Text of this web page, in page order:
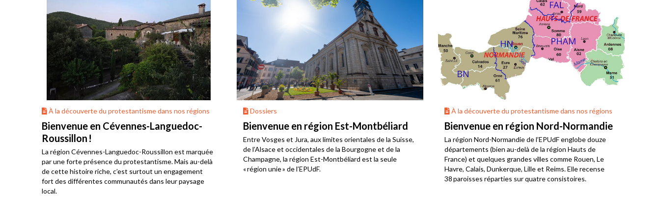
À la découverte du protestantisme dans nos régions
Bienvenue en Cévennes-Languedoc-
Roussillon !
La région Cévennes-Languedoc-Roussillon est marquée
par une forte présence du protestantisme. Mais au-delà
de cette histoire riche, c’est surtout un engagement
fort des différentes communautés dans leur paysage
local.
Dossiers
Bienvenue en région Est-Montbéliard
Entre Vosges et Jura, aux limites orientales de la Suisse,
de l’Alsace et occidentales de la Bourgogne et de la
Champagne, la région Est-Montbéliard est la seule
« région unie » de l’EPUdF.
À la découverte du protestantisme dans nos régions
Bienvenue en région Nord-Normandie
La région Nord-Normandie de l’EPUdF englobe douze
départements (bien au-delà de la région Hauts de
France) et quelques grandes villes comme Rouen, Le
Havre, Calais, Dunkerque, Lille et Reims. Elle recense
38 paroisses réparties sur quatre consistoires.